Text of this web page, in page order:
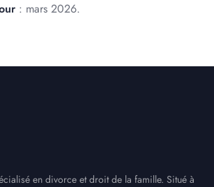
: mars 2026.
en divorce et droit de la famille. Situé à